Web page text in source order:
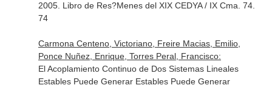
2005. Libro de Res?Menes del XIX CEDYA / IX Cma. 74.
74
Carmona Centeno, Victoriano, Freire Macias, Emilio,
Ponce Nuñez, Enrique, Torres Peral, Francisco:
El Acoplamiento Continuo de Dos Sistemas Lineales
Estables Puede Generar Estables Puede Generar